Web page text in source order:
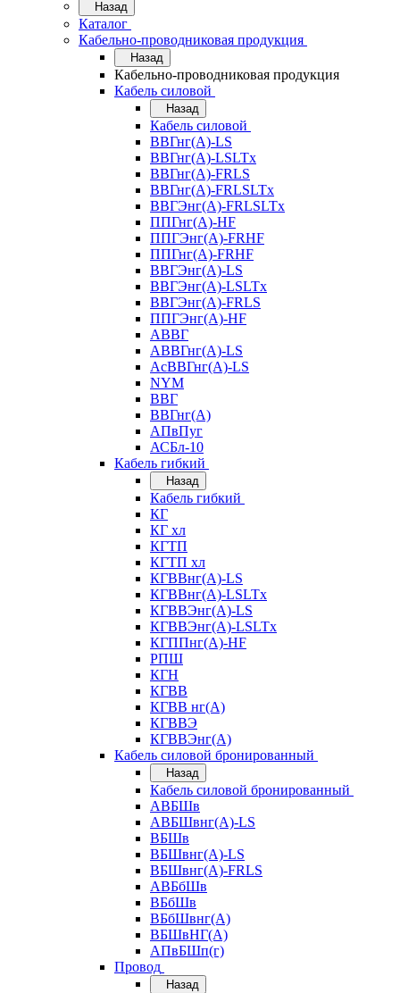
Назад
Каталог
Кабельно-проводниковая продукция
Назад
Кабельно-проводниковая продукция
Кабель силовой
Назад
Кабель силовой
ВВГнг(А)-LS
ВВГнг(А)-LSLTx
ВВГнг(А)-FRLS
ВВГнг(А)-FRLSLTx
ВВГЭнг(А)-FRLSLTx
ППГнг(А)-HF
ППГЭнг(А)-FRHF
ППГнг(А)-FRHF
ВВГЭнг(А)-LS
ВВГЭнг(А)-LSLTx
ВВГЭнг(А)-FRLS
ППГЭнг(А)-HF
АВВГ
АВВГнг(А)-LS
АсВВГнг(А)-LS
NYM
ВВГ
ВВГнг(А)
АПвПуг
АСБл-10
Кабель гибкий
Назад
Кабель гибкий
КГ
КГ хл
КГТП
КГТП хл
КГВВнг(А)-LS
КГВВнг(А)-LSLTx
КГВВЭнг(А)-LS
КГВВЭнг(А)-LSLTx
КГППнг(А)-HF
РПШ
КГН
КГВВ
КГВВ нг(А)
КГВВЭ
КГВВЭнг(А)
Кабель силовой бронированный
Назад
Кабель силовой бронированный
АВБШв
АВБШвнг(А)-LS
ВБШв
ВБШвнг(А)-LS
ВБШвнг(А)-FRLS
АВБбШв
ВБбШв
ВБбШвнг(А)
ВБШвНГ(А)
АПвБШп(г)
Провод
Назад